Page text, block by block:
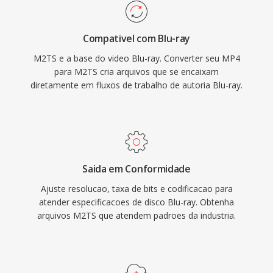
para som surround sem perdas. O container
também é usado por filmadoras AVCHD para
gravação de filmagens de alta definição,
tornando-o comum tanto em fluxos de
trabalho de reprodução de disco do
interativo dentro do transport stream.
M2TS adequado para arquivamento de
conteúdo de alta definição onde preservar a
Compativel com Blu-ray
M2TS e a base do video Blu-ray. Converter seu MP4
para M2TS cria arquivos que se encaixam
diretamente em fluxos de trabalho de autoria Blu-ray.
Saida em Conformidade
Ajuste resolucao, taxa de bits e codificacao para
atender especificacoes de disco Blu-ray. Obtenha
arquivos M2TS que atendem padroes da industria.